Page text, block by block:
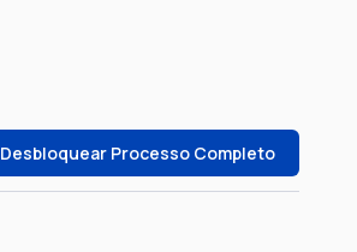
Desbloquear Processo Completo